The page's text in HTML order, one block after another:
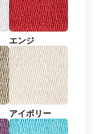
エンジ
アイボリー